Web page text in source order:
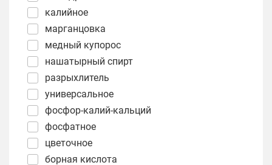
калийное
марганцовка
медный купорос
нашатырный спирт
разрыхлитель
универсальное
фосфор-калий-кальций
фосфатное
цветочное
борная кислота